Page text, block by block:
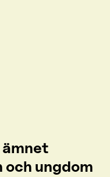
ungdom